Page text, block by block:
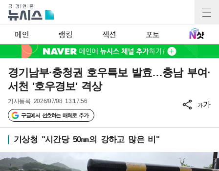
메인 랭킹 섹션 포토
경기남부·충청권 호우특보 발효…충남 부여·
서천 '호우경보' 격상
기사등록 2026/07/08 13:17:56
구글에서 선호하는 매체로 추가
가가
기상청 "시간당 50㎜의 강하고 많은 비"